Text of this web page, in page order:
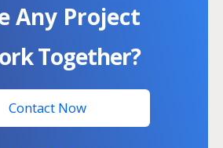
Any Project
Together?
Contact Now